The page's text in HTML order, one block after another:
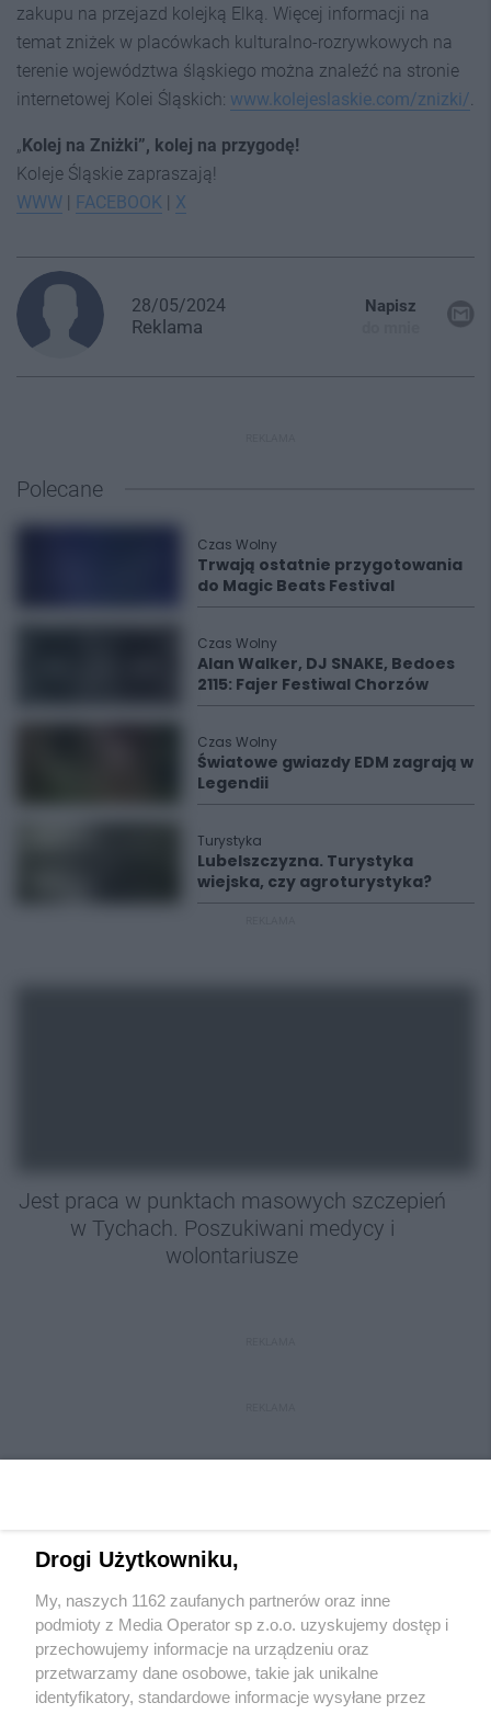
zakupu na przejazd kolejką Elką. Więcej informacji na
temat zniżek w placówkach kulturalno-rozrywkowych na
terenie województwa śląskiego można znaleźć na stronie
internetowej Kolei Śląskich: www.kolejeslaskie.com/znizki/
„Kolej na Zniżki”, kolej na przygodę!
Koleje Śląskie zapraszają!
WWW | FACEBOOK | X
28/05/2024
Reklama
Napisz
Polecane
Czas Wolny
Trwają ostatnie przygotowania
do Magic Beats Festival
Czas Wolny
Alan Walker, DJ SNAKE, Bedoes
2115: Fajer Festiwal Chorzów
Czas Wolny
Światowe gwiazdy EDM zagrają w
Legendii
Turystyka
Lubelszczyzna. Turystyka
wiejska, czy agroturystyka?
Jest praca w punktach masowych szczepień
w Tychach. Poszukiwani medycy i
wolontariusze
Wydawca mediówlokalnych
Drogi Użytkowniku,
My, naszych 1162 zaufanych partnerów oraz inne
podmioty z Media Operator sp z.o.o. uzyskujemy dostęp i
przechowujemy informacje na urządzeniu oraz
przetwarzamy dane osobowe, takie jak unikalne
identyfikatory, standardowe informacje wysyłane przez